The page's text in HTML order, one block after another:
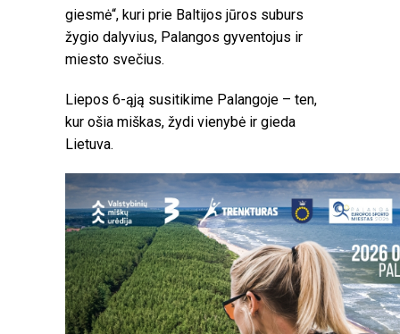
giesmė“, kuri prie Baltijos jūros suburs
žygio dalyvius, Palangos gyventojus ir
miesto svečius.
Liepos 6-ąją susitikime Palangoje – ten,
kur ošia miškas, žydi vienybė ir gieda
Lietuva.